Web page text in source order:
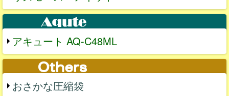
アキュート AQ-C48ML
おさかな圧縮袋